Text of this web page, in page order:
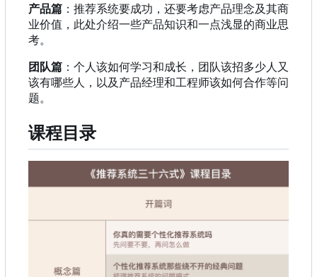
产品篇 ：推荐系统要成功，还要考虑产品理念及其商
业价值，此处介绍一些产品知识和一点浅显的商业思
考。
团队篇 ：个人该如何学习和成长，团队该招多少人又
该有哪些人，以及产品经理和工程师该如何合作等问
题。
课程目录